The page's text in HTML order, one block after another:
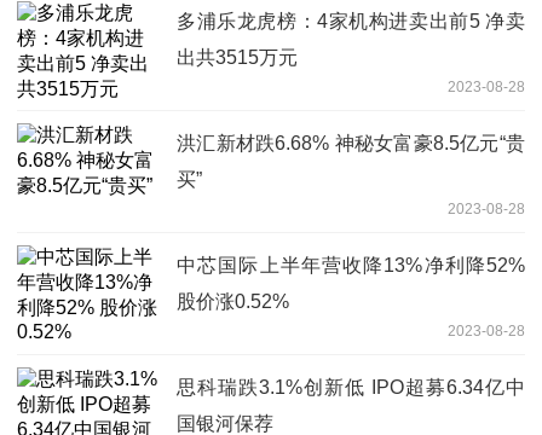
多浦乐龙虎榜：4家机构进卖出前5 净卖
出共3515万元
2023-08-28
洪汇新材跌6.68% 神秘女富豪8.5亿元“贵
买”
2023-08-28
中芯国际上半年营收降13%净利降52%
股价涨0.52%
2023-08-28
思科瑞跌3.1%创新低 IPO超募6.34亿中
国银河保荐